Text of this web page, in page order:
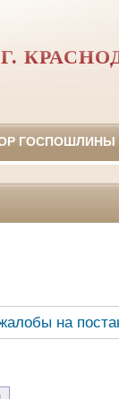
ГОСПОШЛИНЫ
на